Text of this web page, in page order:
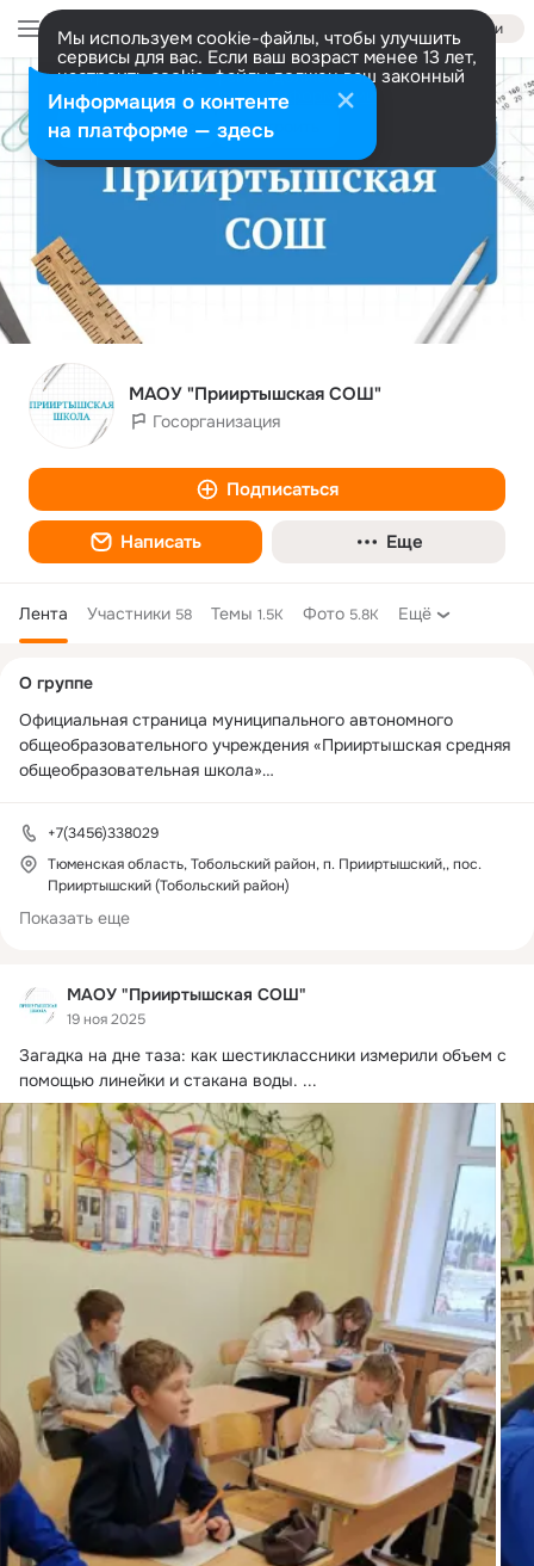
Войти
Мы используем cookie-файлы, чтобы улучшить
сервисы для вас. Если ваш возраст менее 13 лет,
настроить cookie-файлы должен ваш законный
представитель. Больше информации
Разрешить все Настроить
МАОУ "Прииртышская СОШ"
Госорганизация
Подписаться
Написать Еще
Лента Участники 58 Темы 1.5K Фото 5.8K Ещё
МАОУ "Прииртышская СОШ"
19 ноя 2025
Загадка на дне таза: как шестиклассники измерили объем с
помощью линейки и стакана воды. ...
колонка
О группе
Официальная страница муниципального автономного
общеобразовательного учреждения «Прииртышская средняя
общеобразовательная школа»
Директор школы: Быкова Марина Михайловна
Адрес: 626123, Тюменская область, Тобольский район, п.
Прииртышский, ул. Трактовая, 31, стр. 1.
+7(3456)338029
Тюменская область, Тобольский район, п. Прииртышский,, пос.
Прииртышский (Тобольский район)
Показать еще
Информация о контенте
на платформе — здесь